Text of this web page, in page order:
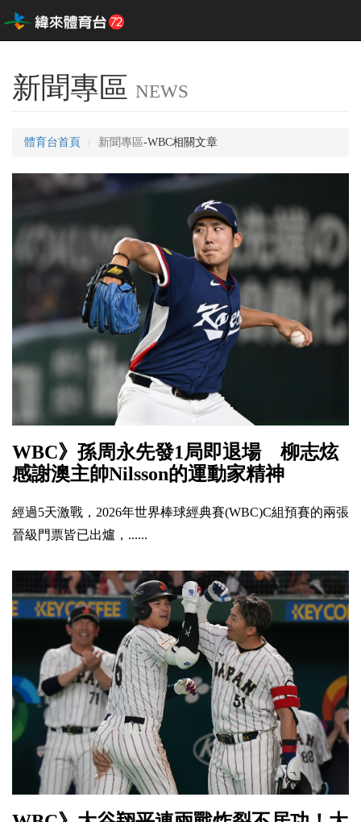
新聞專區 NEWS
體育台首頁 新聞專區-WBC相關文章
WBC》孫周永先發1局即退場 柳志炫
感謝澳主帥Nilsson的運動家精神
經過5天激戰，2026年世界棒球經典賽(WBC)C組預賽的兩張
晉級門票皆已出爐，......